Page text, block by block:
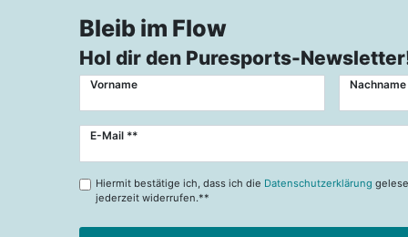
Bleib im Flow
Hol dir den Puresports-
Vorname Nachname
E-Mail **
Newsletter
Hiermit bestätige ich, dass ich die Datenschutzerklärung
jederzeit widerrufen.**